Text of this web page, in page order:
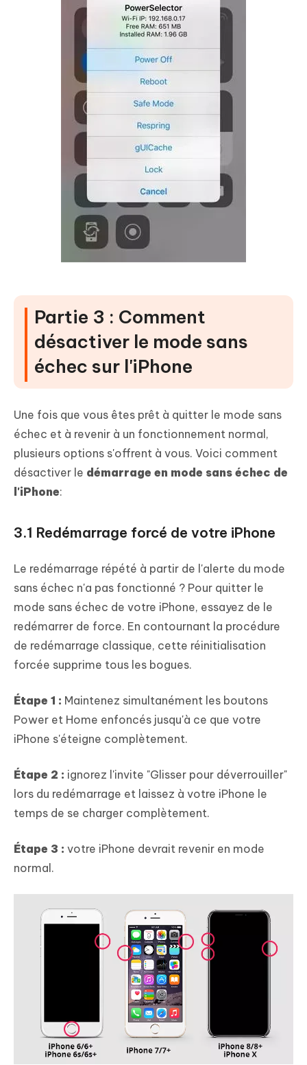
Partie 3 : Comment
désactiver le mode sans
échec sur l'iPhone
Une fois que vous êtes prêt à quitter le mode sans
échec et à revenir à un fonctionnement normal,
plusieurs options s'offrent à vous. Voici comment
désactiver le démarrage en mode sans échec de
l'iPhone:
3.1 Redémarrage forcé de votre iPhone
Le redémarrage répété à partir de l'alerte du mode
sans échec n'a pas fonctionné ? Pour quitter le
mode sans échec de votre iPhone, essayez de le
redémarrer de force. En contournant la procédure
de redémarrage classique, cette réinitialisation
forcée supprime tous les bogues.
Étape 1 : Maintenez simultanément les boutons
Power et Home enfoncés jusqu'à ce que votre
iPhone s'éteigne complètement.
Étape 2 : ignorez l'invite "Glisser pour déverrouiller"
lors du redémarrage et laissez à votre iPhone le
temps de se charger complètement.
Étape 3 : votre iPhone devrait revenir en mode
normal.